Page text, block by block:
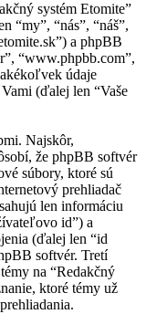
systém Etomite”
“my”, “nás”, “náš”,
a phpBB
“www.phpbb.com”,
údaje
(ďalej len “Vaše
Najskôr,
že phpBB softvér
súbory, ktoré sú
prehliadač
len informáciu
id”) a
(ďalej len “id
softvér. Tretí
na “Redakčný
ktoré témy už